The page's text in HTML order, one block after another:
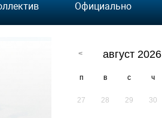
Официально
август 2026
п в с ч
27 28 29 30